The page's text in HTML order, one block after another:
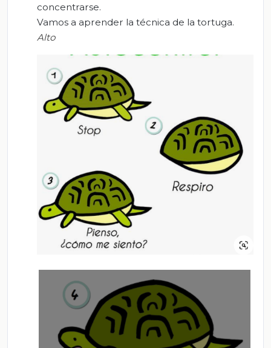
concentrarse.
Vamos a aprender la técnica de la tortuga.
Alto